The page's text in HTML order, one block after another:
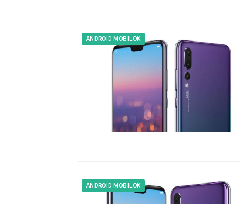
ANDROID MOBILOK
ANDROID MOBILOK